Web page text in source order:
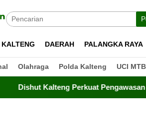
KALTENG DAERAH PALANGKA RAYA
Olahraga Polda Kalteng UCI
Kalteng Perkuat Pengawasan Tahura,